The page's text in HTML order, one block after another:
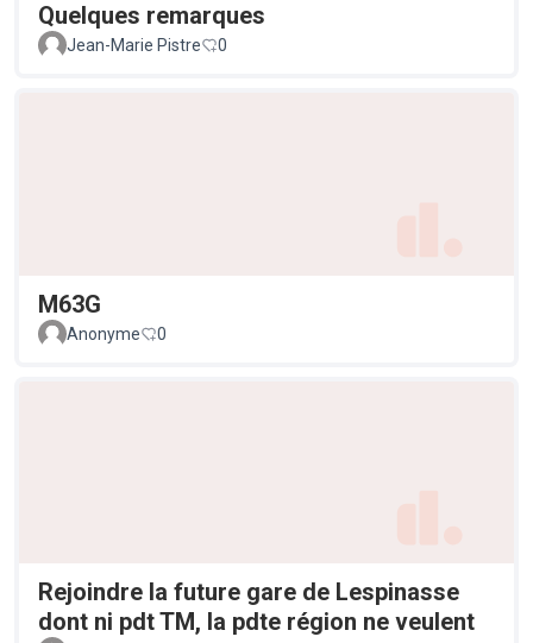
Quelques remarques
Jean-Marie Pistre 0
M63G
Anonyme 0
Rejoindre la future gare de Lespinasse
dont ni pdt TM, la pdte région ne veulent